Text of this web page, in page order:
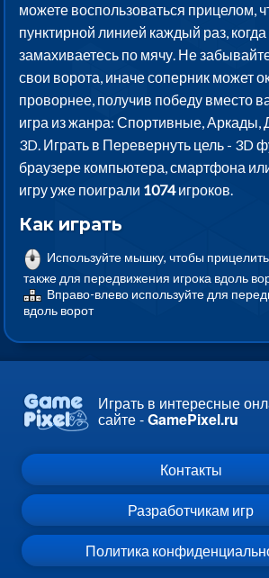
можете воспользоваться прицелом,
пунктирной линией каждый раз,
замахиваетесь по мячу. Не
свои ворота, иначе соперник может
проворнее, получив победу вместо
игра из жанра: Спортивные, Аркады,
3D. Играть в Перевернуть цель - 3D
браузере компьютера, смартфона
игру уже поиграли 1074игроков.
Как играть
Используйте мышку, чтобы
также для передвижения игрока вдоль
Вправо-влево используйте для
вдоль ворот
Играть в интересные
сайте -GamePixel.ru
Контакты
Разработчикам игр
Политика